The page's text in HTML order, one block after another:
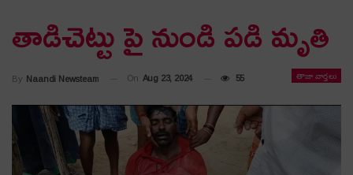
తాడిచెట్టు పై నుండి పడి మృతి
తాజా వార్తలు
By Naandi Newsteam On Aug 23, 2024 55